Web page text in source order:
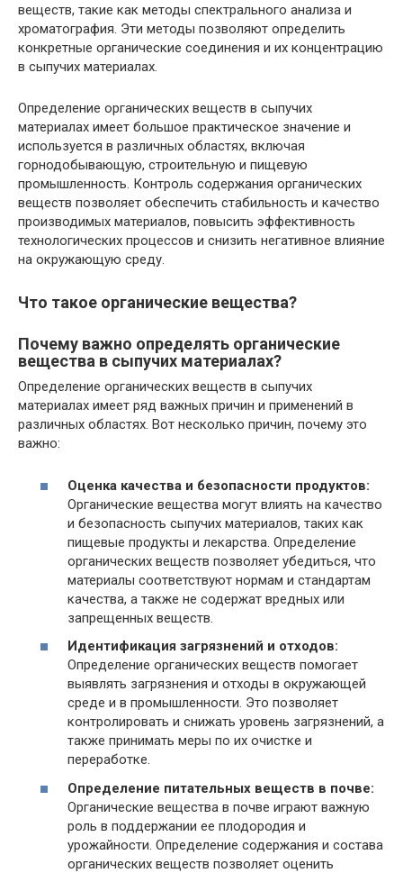
веществ, такие как методы спектрального анализа и
хроматография. Эти методы позволяют определить
конкретные органические соединения и их концентрацию
в сыпучих материалах.
Определение органических веществ в сыпучих
материалах имеет большое практическое значение и
используется в различных областях, включая
горнодобывающую, строительную и пищевую
промышленность. Контроль содержания органических
веществ позволяет обеспечить стабильность и качество
производимых материалов, повысить эффективность
технологических процессов и снизить негативное влияние
на окружающую среду.
Что такое органические вещества?
Почему важно определять органические
вещества в сыпучих материалах?
Определение органических веществ в сыпучих
материалах имеет ряд важных причин и применений в
различных областях. Вот несколько причин, почему это
важно:
Оценка качества и безопасности продуктов:
Органические вещества могут влиять на качество
и безопасность сыпучих материалов, таких как
пищевые продукты и лекарства. Определение
органических веществ позволяет убедиться, что
материалы соответствуют нормам и стандартам
качества, а также не содержат вредных или
запрещенных веществ.
Идентификация загрязнений и отходов:
Определение органических веществ помогает
выявлять загрязнения и отходы в окружающей
среде и в промышленности. Это позволяет
контролировать и снижать уровень загрязнений, а
также принимать меры по их очистке и
переработке.
Определение питательных веществ в почве:
Органические вещества в почве играют важную
роль в поддержании ее плодородия и
урожайности. Определение содержания и состава
органических веществ позволяет оценить